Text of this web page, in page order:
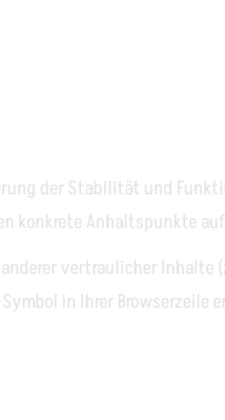
der Stabilität und
konkrete Anhaltspunkte
vertraulicher Inhalte
in Ihrer Browserzeile